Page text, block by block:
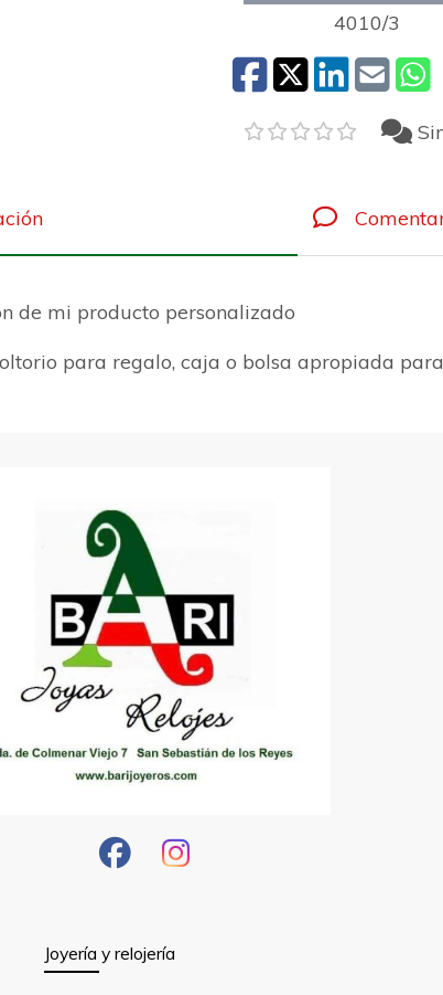
4010/3
de mi producto personalizado
para regalo, caja o bolsa apropiada
Joyería y relojería